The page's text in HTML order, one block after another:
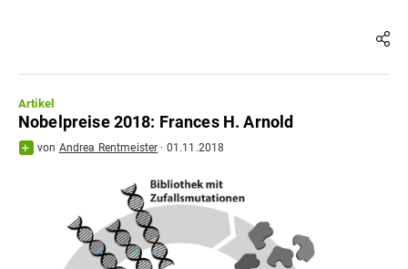
Artikel
Nobelpreise 2018: Frances H. Arnold
von Andrea Rentmeister · 01.11.2018